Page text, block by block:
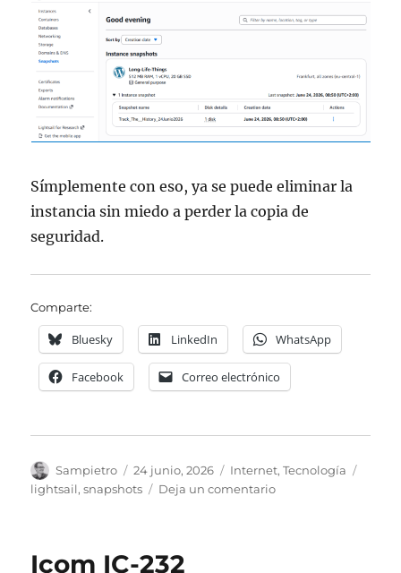
Símplemente con eso, ya se puede eliminar la
instancia sin miedo a perder la copia de
seguridad.
Comparte:
Bluesky LinkedIn WhatsApp
Facebook Correo electrónico
Autor
Sampietro
Publicado
el
24 junio, 2026 Categorías
Internet,Tecnología
lightsail,snapshots Deja un comentarioen
Icom IC-232